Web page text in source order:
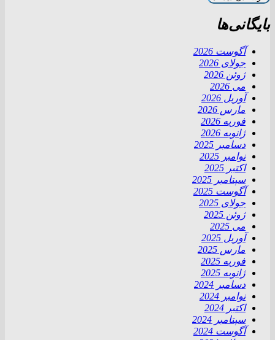
بایگانی‌ها
آگوست 2026
جولای 2026
ژوئن 2026
می 2026
آوریل 2026
مارس 2026
فوریه 2026
ژانویه 2026
دسامبر 2025
نوامبر 2025
اکتبر 2025
سپتامبر 2025
آگوست 2025
جولای 2025
ژوئن 2025
می 2025
آوریل 2025
مارس 2025
فوریه 2025
ژانویه 2025
دسامبر 2024
نوامبر 2024
اکتبر 2024
سپتامبر 2024
آگوست 2024